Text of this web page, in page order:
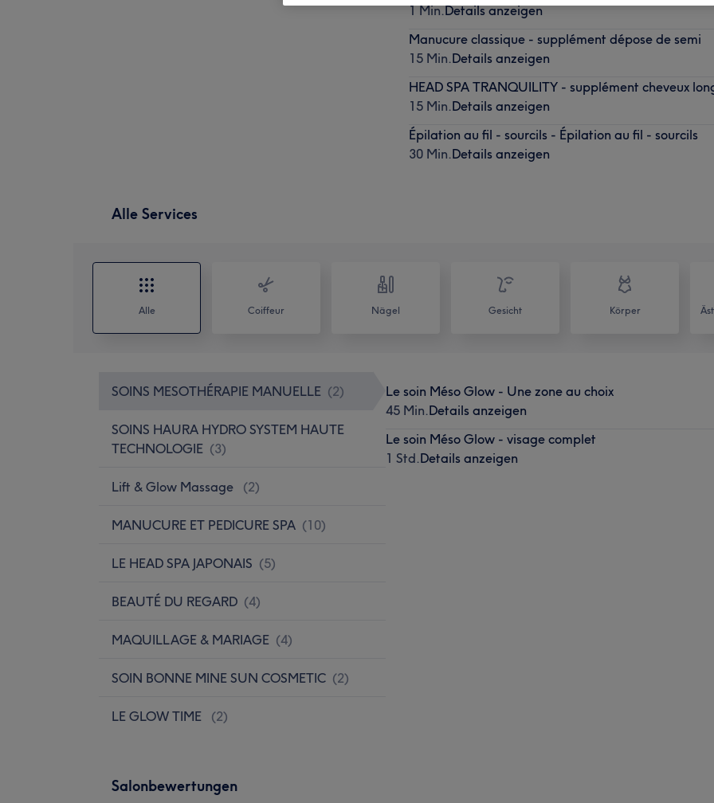
1 Min.Details anzeigen
Manucure classique - supplément dépose de semi
15 Min.Details anzeigen
HEAD SPA TRANQUILITY - supplément cheveux
15 Min.Details anzeigen
Épilation au fil - sourcils - Épilation au fil - sourcils
30 Min.Details anzeigen
Alle Services
Alle Coiffeur Nägel Gesicht Körper
SOINS MESOTHÉRAPIE MANUELLE (2)
SOINS HAURA HYDRO SYSTEM HAUTE
TECHNOLOGIE (3)
Lift & Glow Massage (2)
MANUCURE ET PEDICURE SPA (10)
LE HEAD SPA JAPONAIS (5)
BEAUTÉ DU REGARD (4)
MAQUILLAGE & MARIAGE (4)
SOIN BONNE MINE SUN COSMETIC (2)
LE GLOW TIME (2)
Le soin Méso Glow - Une zone au choix
45 Min.Details anzeigen
Le soin Méso Glow - visage complet
1 Std.Details anzeigen
Salonbewertungen